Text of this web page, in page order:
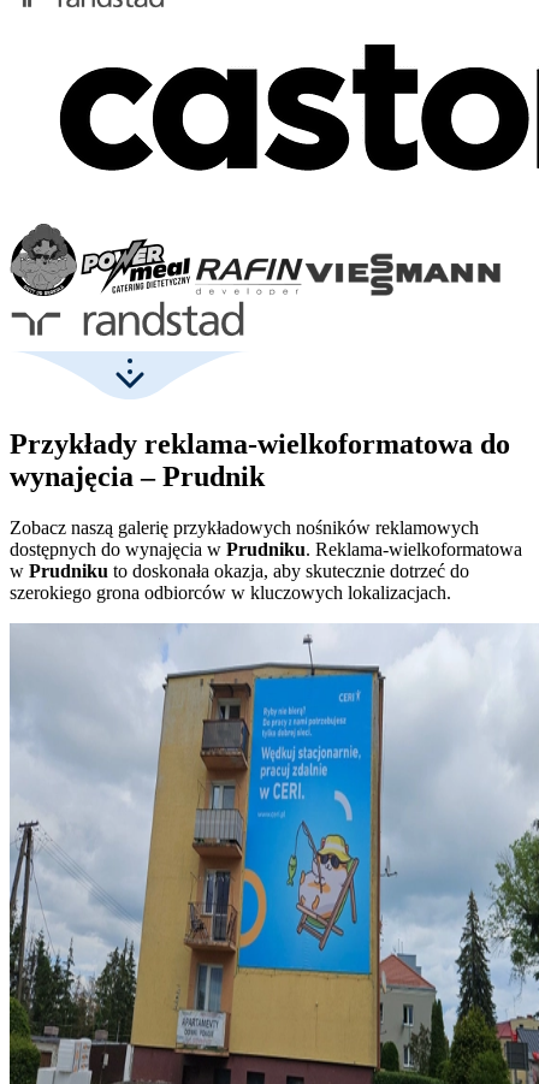
Przykłady reklama-wielkoformatowa do
wynajęcia – Prudnik
Zobacz naszą galerię przykładowych nośników reklamowych
dostępnych do wynajęcia w Prudniku. Reklama-wielkoformatowa
w Prudniku to doskonała okazja, aby skutecznie dotrzeć do
szerokiego grona odbiorców w kluczowych lokalizacjach.